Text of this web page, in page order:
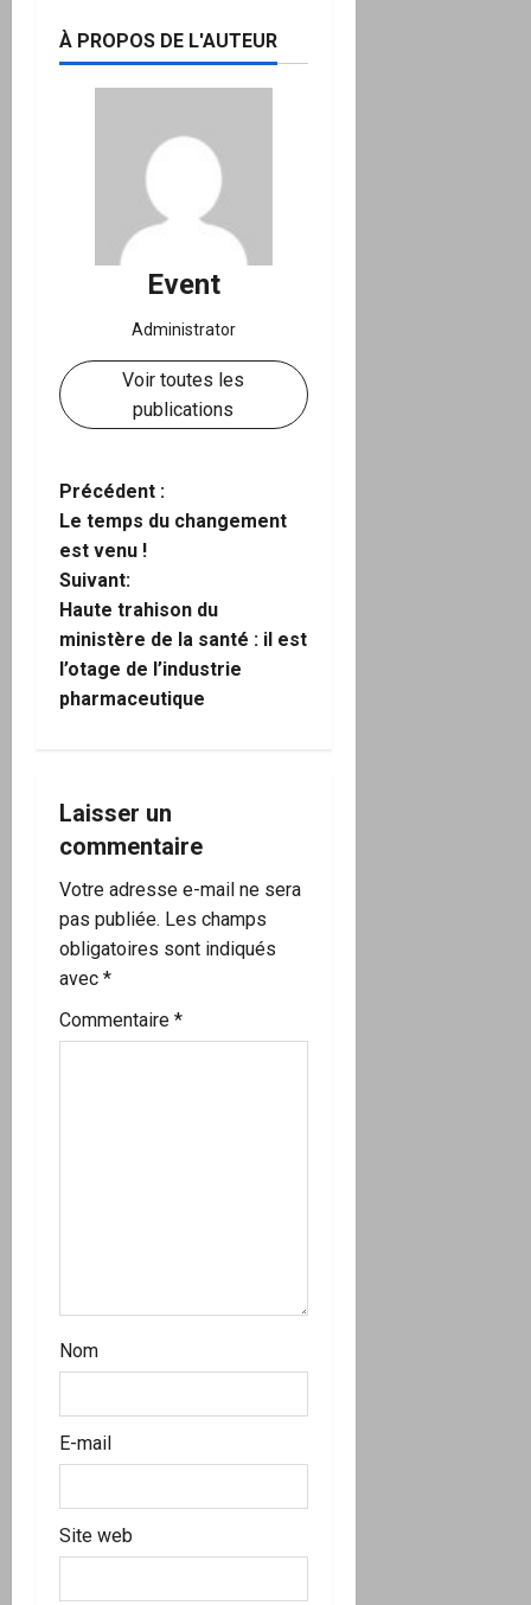
À PROPOS DE L'AUTEUR
Event
Administrator
Voir toutes les
publications
N
a
v
i
g
t
i
o
n
d
’
l
Précédent :
Le temps du changement
est venu !
Suivant:
Haute trahison du
ministère de la santé : il est
l’otage de l’industrie
pharmaceutique
Laisser un
commentaire
Votre adresse e-mail ne sera
pas publiée. Les champs
obligatoires sont indiqués
avec *
Commentaire *
Nom
E-mail
Site web